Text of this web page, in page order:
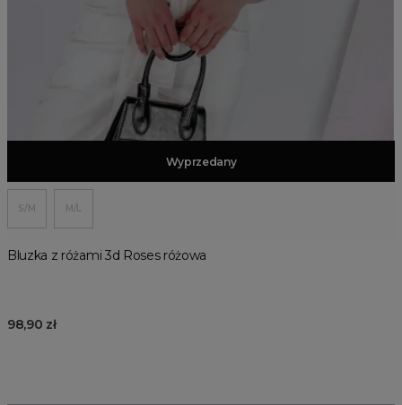
Dodaj do koszyka
Wyprzedany
S/M M/L
Bluzka z różami 3d Roses różowa
98,90 zł